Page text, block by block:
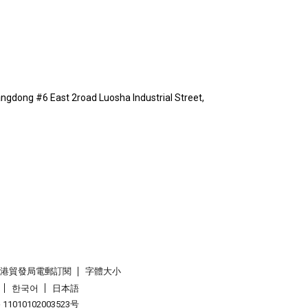
#6 East 2road Luosha Industrial Street,
貿發局電郵訂閱
字體大小
한국어
日本語
号